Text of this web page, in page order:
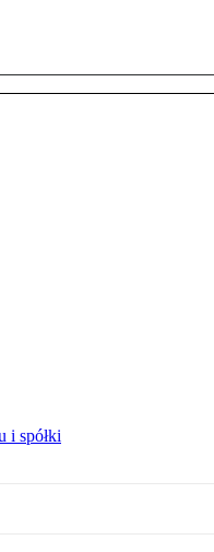
i spółki